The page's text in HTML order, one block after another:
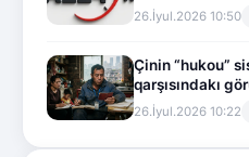
26.İyul.2026 10:50
Çinin “hukou”
qarşısındakı
26.İyul.2026 10:22